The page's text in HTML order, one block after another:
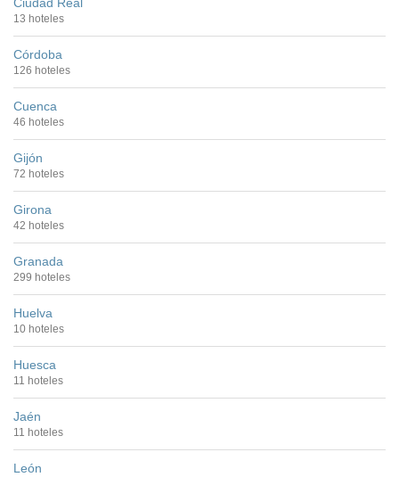
13 hoteles
Córdoba
126 hoteles
Cuenca
46 hoteles
Gijón
72 hoteles
Girona
42 hoteles
Granada
299 hoteles
Huelva
10 hoteles
Huesca
11 hoteles
Jaén
11 hoteles
León